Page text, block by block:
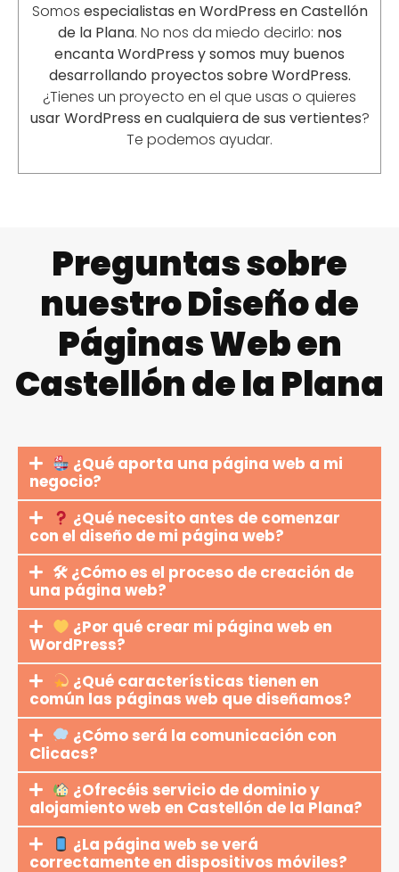
Somos especialistas en WordPress en Castellón
de la Plana. No nos da miedo decirlo: nos
encanta WordPress y somos muy buenos
desarrollando proyectos sobre WordPress.
¿Tienes un proyecto en el que usas o quieres
usar WordPress en cualquiera de sus vertientes?
Te podemos ayudar.
Preguntas sobre
nuestro Diseño de
Páginas Web en
Castellón de la Plana
¿Qué aporta una página web a mi
negocio?
¿Qué necesito antes de comenzar
con el diseño de mi página web?
🛠 ¿Cómo es el proceso de creación de
una página web?
¿Por qué crear mi página web en
WordPress?
¿Qué características tienen en
común las páginas web que diseñamos?
¿Cómo será la comunicación con
Clicacs?
¿Ofrecéis servicio de dominio y
alojamiento web en Castellón de la Plana?
¿La página web se verá
correctamente en dispositivos móviles?